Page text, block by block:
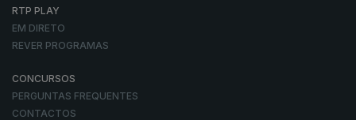
RTP PLAY
EM DIRETO
REVER PROGRAMAS
CONCURSOS
PERGUNTAS FREQUENTES
CONTACTOS